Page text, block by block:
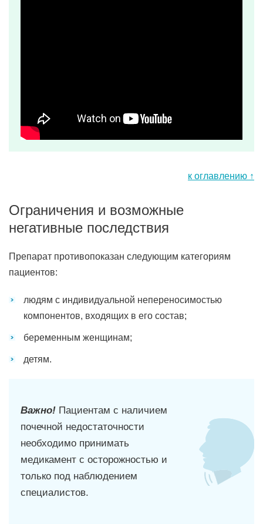
к оглавлению ↑
Ограничения и возможные
негативные последствия
Препарат противопоказан следующим категориям
пациентов:
людям с индивидуальной непереносимостью
компонентов, входящих в его состав;
беременным женщинам;
детям.
Важно! Пациентам с наличием
почечной недостаточности
необходимо принимать
медикамент с осторожностью и
только под наблюдением
специалистов.